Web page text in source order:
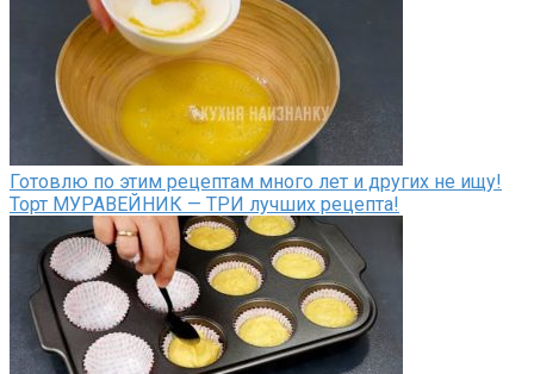
Готовлю по этим рецептам много лет и других не ищу!
Торт МУРАВЕЙНИК — ТРИ лучших рецепта!